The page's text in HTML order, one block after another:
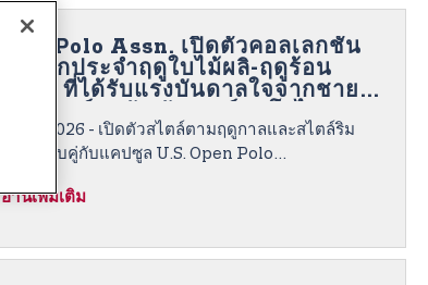
U.S. Polo Assn. เปิดตัวคอลเลกชัน
ทั่วโลกประจำฤดูใบไม้ผลิ-ฤดูร้อน
2026 ที่ได้รับแรงบันดาลใจจากชายฝั่ง
19/3/2026 - เปิดตัวสไตล์ตามฤดูกาลและสไตล์ริม
ทะเลควบคู่กับแคปซูล U.S. Open Polo
อ่านเพิ่มเติม